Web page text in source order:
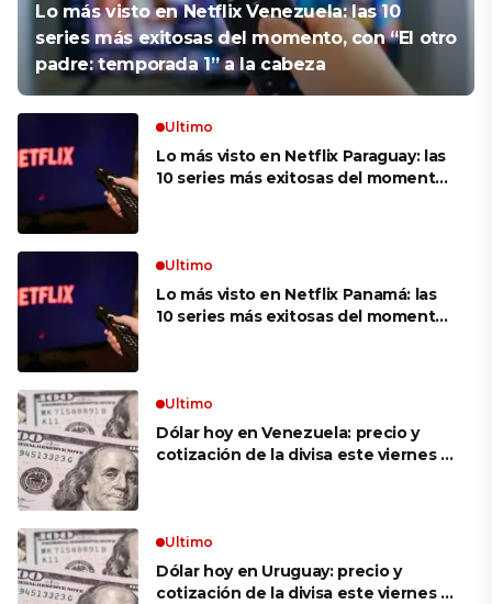
Lo más visto en Netflix Venezuela: las 10
series más exitosas del momento, con “El otro
padre: temporada 1” a la cabeza
Ultimo
Lo más visto en Netflix Paraguay: las
10 series más exitosas del momento,
Ultimo
Lo más visto en Netflix Panamá: las
10 series más exitosas del momento,
Ultimo
Dólar hoy en Venezuela: precio y
cotización de la divisa este viernes 31
Ultimo
Dólar hoy en Uruguay: precio y
cotización de la divisa este viernes 31